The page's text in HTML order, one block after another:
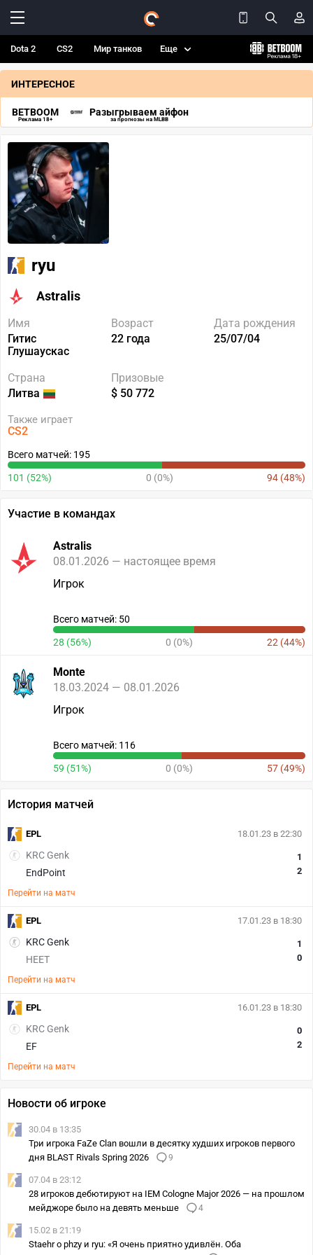
Dota 2 CS2 Мир танков Еще
ИНТЕРЕСНОЕ
BETBOOM
Реклама 18+
Разыгрываем айфон
за прогнозы на MLBB
ryu
Astralis
Имя
Гитис
Глушаускас
Возраст
22 года
Дата рождения
25/07/04
Страна
Литва
Призовые
$ 50 772
Также играет
CS2
Всего матчей: 195
101 (52%) 0 (0%) 94 (48%)
Участие в командах
Astralis
08.01.2026 — настоящее время
Игрок
Всего матчей: 50
28 (56%) 0 (0%) 22 (44%)
Monte
18.03.2024 — 08.01.2026
Игрок
Всего матчей: 116
59 (51%) 0 (0%) 57 (49%)
История матчей
18.01.23 в 22:30
KRC Genk
EndPoint
1
2
Перейти на матч
EPL
17.01.23 в 18:30
KRC Genk
HEET
1
0
Перейти на матч
EPL
16.01.23 в 18:30
KRC Genk
EF
0
2
Перейти на матч
EPL
Новости об игроке
30.04 в 13:35
Три игрока FaZe Clan вошли в десятку худших игроков первого
дня BLAST Rivals Spring 2026
9
07.04 в 23:12
28 игроков дебютируют на IEM Cologne Major 2026 — на прошлом
мейджоре было на девять меньше
4
15.02 в 21:19
Staehr о phzy и ryu: «Я очень приятно удивлён. Оба